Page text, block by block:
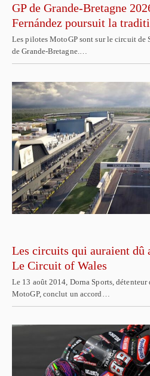
GP de Grande-Bretagne
Fernández poursuit la
Les pilotes MotoGP sont sur le circuit de
de Grande-Bretagne.…
Les circuits qui auraient
Le Circuit of Wales
Le 13 août 2014, Dorna Sports,
MotoGP, conclut un accord…